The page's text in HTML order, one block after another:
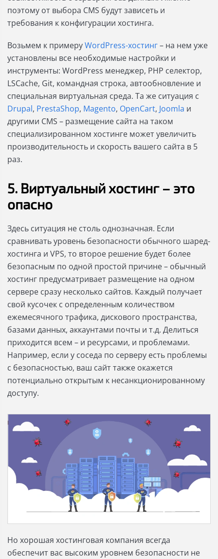
поэтому от выбора CMS будут зависеть и
требования к конфигурации хостинга.
Возьмем к примеруWordPress-хостинг– на нем уже
установлены все необходимые настройки и
инструменты: WordPress менеджер, PHP селектор,
LSCache, Git, командная строка, автообновление и
специальная виртуальная среда. Та же ситуация с
Drupal, PrestaShop, Magento, OpenCart, Joomla и
другими CMS – размещение сайта на таком
специализированном хостинге может увеличить
производительность и скорость вашего сайта в 5
раз.
5. Виртуальный хостинг – это
опасно
Здесь ситуация не столь однозначная. Если
сравнивать уровень безопасности обычного шаред-
хостинга и VPS, то второе решение будет более
безопасным по одной простой причине – обычный
хостинг предусматривает размещение на одном
сервере сразу несколько сайтов. Каждый получает
свой кусочек с определенным количеством
ежемесячного трафика, дискового пространства,
базами данных, аккаунтами почты и т.д. Делиться
приходится всем – и ресурсами, и проблемами.
Например, если у соседа по серверу есть проблемы
с безопасностью, ваш сайт также окажется
потенциально открытым к несанкционированному
доступу.
Но хорошая хостинговая компания всегда
обеспечит вас высоким уровнем безопасности не